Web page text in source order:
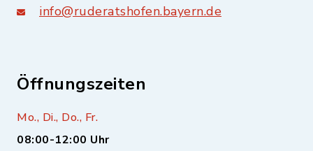
info@ruderatshofen.bayern.de
Öffnungszeiten
Mo., Di., Do., Fr.
08:00-12:00 Uhr